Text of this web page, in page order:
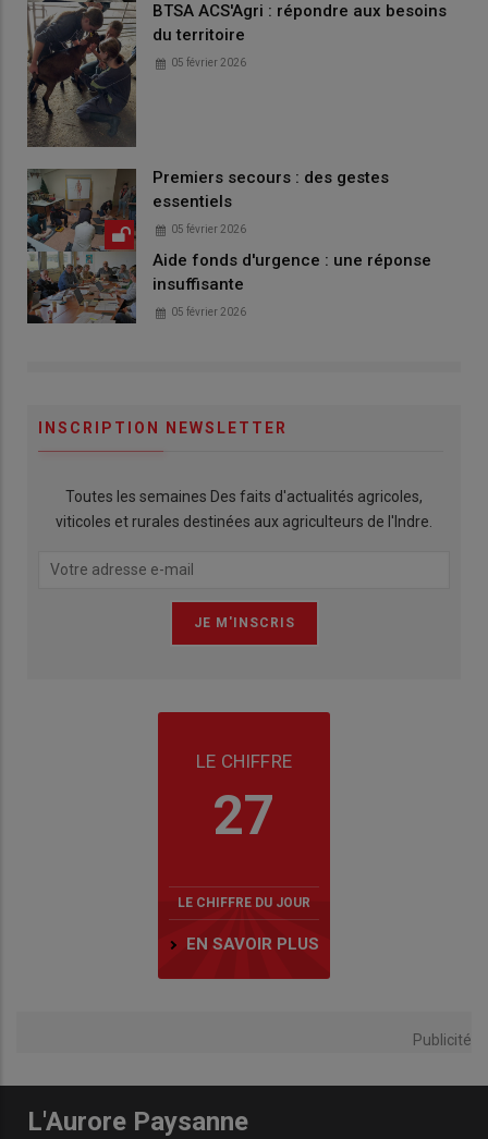
BTSA ACS'Agri : répondre aux besoins
du territoire
05 février 2026
Premiers secours : des gestes
essentiels
05 février 2026
Aide fonds d'urgence : une réponse
insuffisante
05 février 2026
INSCRIPTION NEWSLETTER
Toutes les semaines Des faits d'actualités agricoles,
viticoles et rurales destinées aux agriculteurs de l'Indre.
LE CHIFFRE
27
LE CHIFFRE DU JOUR
EN SAVOIR PLUS
Publicité
L'Aurore Paysanne